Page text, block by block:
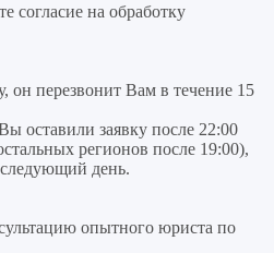
согласие на обработку
он перезвонит Вам в течение 15
оставили заявку после 22:00
регионов после 19:00),
следующий день.
опытного юриста по